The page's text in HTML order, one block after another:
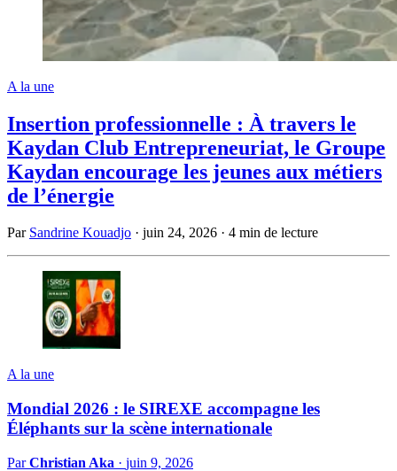
A la une
Insertion professionnelle : À travers le
Kaydan Club Entrepreneuriat, le Groupe
Kaydan encourage les jeunes aux métiers
de l’énergie
Par Sandrine Kouadjo · juin 24, 2026 · 4 min de lecture
A la une
Mondial 2026 : le SIREXE accompagne les
Éléphants sur la scène internationale
ParChristian Aka · juin 9, 2026